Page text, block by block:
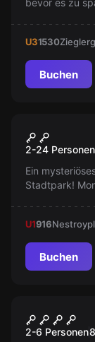
bevor es zu
U31530
Buchen
Populär
City (6-
2-24 Personen
Ein
Stadtpark!
für Kinder von
zu erforschen?
U1916
Buchen
Populär
La
2-6 Personen8